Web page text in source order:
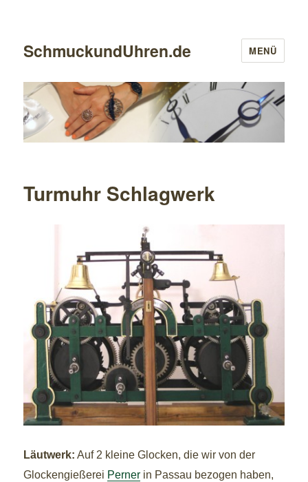
SchmuckundUhren.de MENÜ
Turmuhr Schlagwerk
Läutwerk: Auf 2 kleine Glocken, die wir von der
Glockengießerei Perner in Passau bezogen haben,